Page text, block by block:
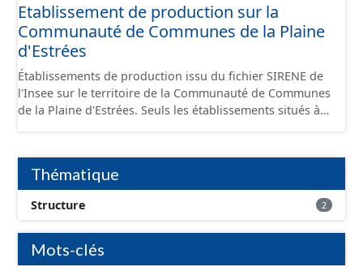
Etablissement de production sur la
Communauté de Communes de la Plaine
d'Estrées
Établissements de production issu du fichier SIRENE de
l'Insee sur le territoire de la Communauté de Communes
de la Plaine d'Estrées. Seuls les établissements situés à
conformément aux prescriptions du standard CNIG Sites
Économiques. Ce lot ne contient pas la référence aux
terrains à vocation économique à ce jour. Il est filtré au-
delà des prescriptions du CNIG se limitant aux SCI.
Thématique
Structure 2
Mots-clés